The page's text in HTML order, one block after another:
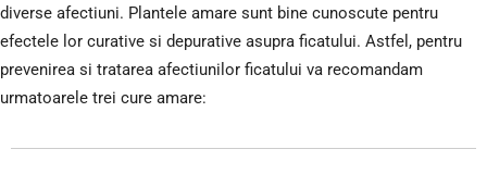
diverse afectiuni. Plantele amare sunt bine cunoscute pentru
efectele lor curative si depurative asupra ficatului. Astfel, pentru
prevenirea si tratarea afectiunilor ficatului va recomandam
urmatoarele trei cure amare: